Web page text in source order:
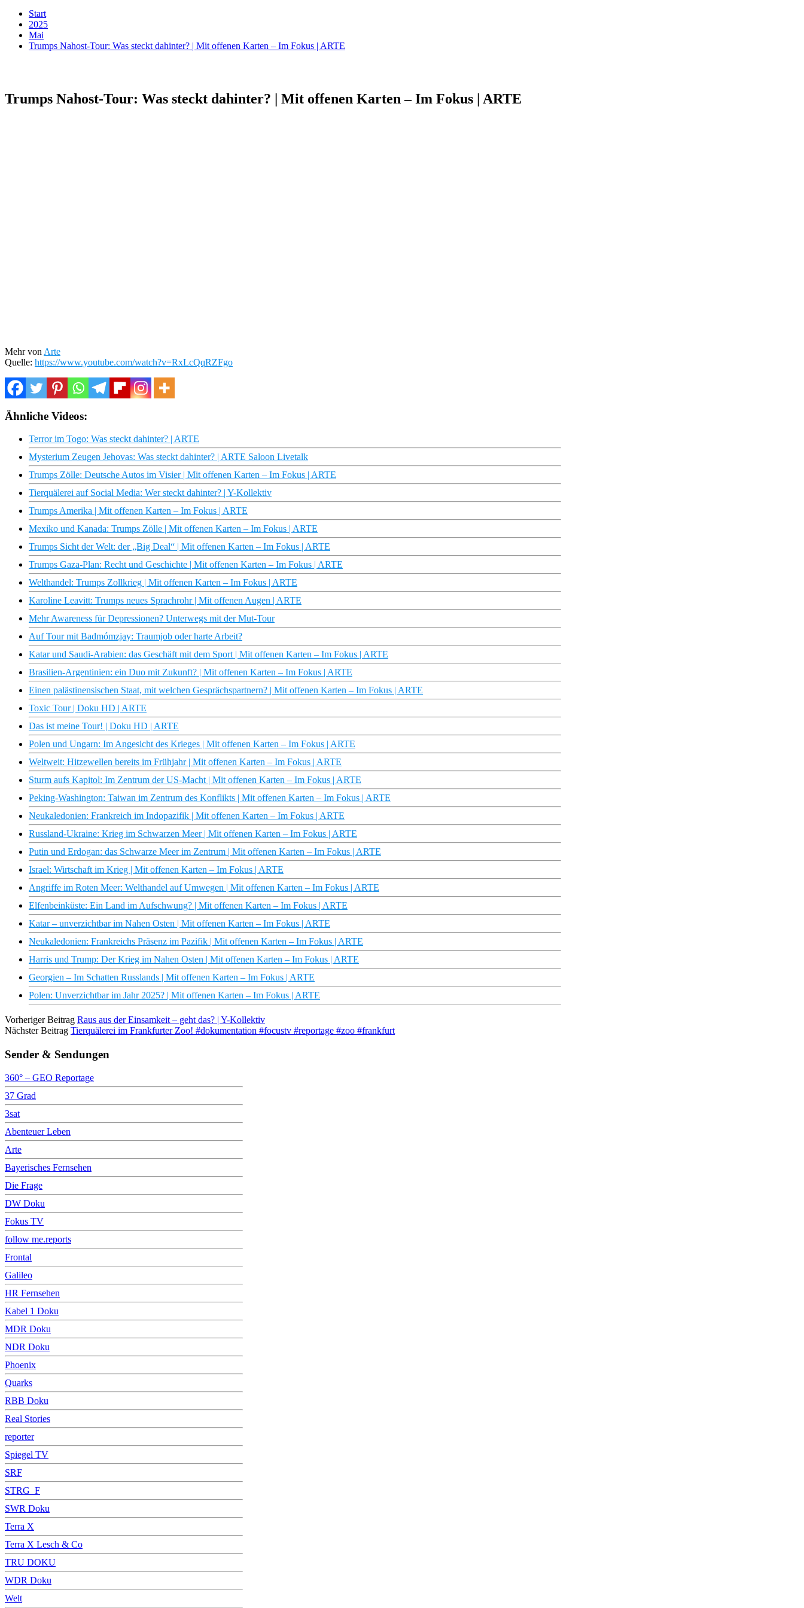
Start
2025
Mai
Trumps Nahost-Tour: Was steckt dahinter? | Mit offenen Karten – Im Fokus | ARTE
Trumps Nahost-Tour: Was steckt dahinter? | Mit offenen Karten – Im Fokus | ARTE
Mehr von Arte
Quelle: https://www.youtube.com/watch?v=RxLcQqRZFgo
Ähnliche Videos:
Terror im Togo: Was steckt dahinter? | ARTE
Mysterium Zeugen Jehovas: Was steckt dahinter? | ARTE Saloon Livetalk
Trumps Zölle: Deutsche Autos im Visier | Mit offenen Karten – Im Fokus | ARTE
Tierquälerei auf Social Media: Wer steckt dahinter? | Y-Kollektiv
Trumps Amerika | Mit offenen Karten – Im Fokus | ARTE
Mexiko und Kanada: Trumps Zölle | Mit offenen Karten – Im Fokus | ARTE
Trumps Sicht der Welt: der „Big Deal“ | Mit offenen Karten – Im Fokus | ARTE
Trumps Gaza-Plan: Recht und Geschichte | Mit offenen Karten – Im Fokus | ARTE
Welthandel: Trumps Zollkrieg | Mit offenen Karten – Im Fokus | ARTE
Karoline Leavitt: Trumps neues Sprachrohr | Mit offenen Augen | ARTE
Mehr Awareness für Depressionen? Unterwegs mit der Mut-Tour
Auf Tour mit Badmómzjay: Traumjob oder harte Arbeit?
Katar und Saudi-Arabien: das Geschäft mit dem Sport | Mit offenen Karten – Im Fokus | ARTE
Brasilien-Argentinien: ein Duo mit Zukunft? | Mit offenen Karten – Im Fokus | ARTE
Einen palästinensischen Staat, mit welchen Gesprächspartnern? | Mit offenen Karten – Im Fokus | ARTE
Toxic Tour | Doku HD | ARTE
Das ist meine Tour! | Doku HD | ARTE
Polen und Ungarn: Im Angesicht des Krieges | Mit offenen Karten – Im Fokus | ARTE
Weltweit: Hitzewellen bereits im Frühjahr | Mit offenen Karten – Im Fokus | ARTE
Sturm aufs Kapitol: Im Zentrum der US-Macht | Mit offenen Karten – Im Fokus | ARTE
Peking-Washington: Taiwan im Zentrum des Konflikts | Mit offenen Karten – Im Fokus | ARTE
Neukaledonien: Frankreich im Indopazifik | Mit offenen Karten – Im Fokus | ARTE
Russland-Ukraine: Krieg im Schwarzen Meer | Mit offenen Karten – Im Fokus | ARTE
Putin und Erdogan: das Schwarze Meer im Zentrum | Mit offenen Karten – Im Fokus | ARTE
Israel: Wirtschaft im Krieg | Mit offenen Karten – Im Fokus | ARTE
Angriffe im Roten Meer: Welthandel auf Umwegen | Mit offenen Karten – Im Fokus | ARTE
Elfenbeinküste: Ein Land im Aufschwung? | Mit offenen Karten – Im Fokus | ARTE
Katar – unverzichtbar im Nahen Osten | Mit offenen Karten – Im Fokus | ARTE
Neukaledonien: Frankreichs Präsenz im Pazifik | Mit offenen Karten – Im Fokus | ARTE
Harris und Trump: Der Krieg im Nahen Osten | Mit offenen Karten – Im Fokus | ARTE
Georgien – Im Schatten Russlands | Mit offenen Karten – Im Fokus | ARTE
Polen: Unverzichtbar im Jahr 2025? | Mit offenen Karten – Im Fokus | ARTE
Vorheriger Beitrag Raus aus der Einsamkeit – geht das? | Y-Kollektiv
Nächster Beitrag Tierquälerei im Frankfurter Zoo! #dokumentation #focustv #reportage #zoo #frankfurt
Sender & Sendungen
360° – GEO Reportage
37 Grad
3sat
Abenteuer Leben
Arte
Bayerisches Fernsehen
Die Frage
DW Doku
Fokus TV
follow me.reports
Frontal
Galileo
HR Fernsehen
Kabel 1 Doku
MDR Doku
NDR Doku
Phoenix
Quarks
RBB Doku
Real Stories
reporter
Spiegel TV
SRF
STRG_F
SWR Doku
Terra X
Terra X Lesch & Co
TRU DOKU
WDR Doku
Welt